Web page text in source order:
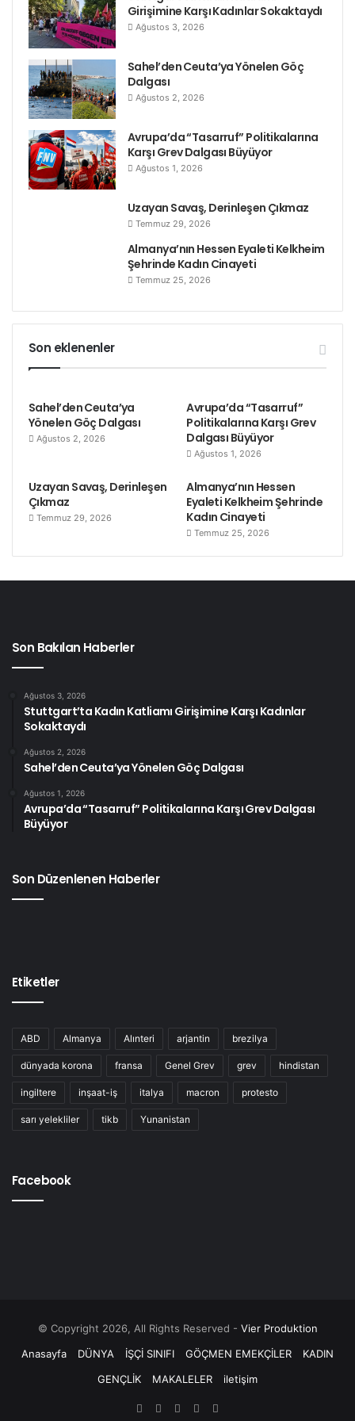
Girişimine Karşı Kadınlar Sokaktaydı
Ağustos 3, 2026
Sahel’den Ceuta’ya Yönelen Göç
Dalgası
Ağustos 2, 2026
Avrupa’da “Tasarruf” Politikalarına
Karşı Grev Dalgası Büyüyor
Ağustos 1, 2026
Uzayan Savaş, Derinleşen Çıkmaz
Temmuz 29, 2026
Almanya’nın Hessen Eyaleti Kelkheim
Şehrinde Kadın Cinayeti
Temmuz 25, 2026
Son eklenenler
Sahel’den Ceuta’ya
Yönelen Göç Dalgası
Ağustos 2, 2026
Avrupa’da “Tasarruf”
Politikalarına Karşı Grev
Dalgası Büyüyor
Ağustos 1, 2026
Uzayan Savaş, Derinleşen
Çıkmaz
Temmuz 29, 2026
Almanya’nın Hessen
Eyaleti Kelkheim Şehrinde
Kadın Cinayeti
Temmuz 25, 2026
Son Bakılan Haberler
Ağustos 3, 2026
Stuttgart’ta Kadın Katliamı Girişimine Karşı Kadınlar
Sokaktaydı
Ağustos 2, 2026
Sahel’den Ceuta’ya Yönelen Göç Dalgası
Ağustos 1, 2026
Avrupa’da “Tasarruf” Politikalarına Karşı Grev Dalgası
Büyüyor
Son Düzenlenen Haberler
Etiketler
ABD Almanya Alınteri arjantin brezilya
dünyada korona fransa Genel Grev grev hindistan
ingiltere inşaat-iş italya macron protesto
sarı yelekliler tikb Yunanistan
Facebook
© Copyright 2026, All Rights Reserved - Vier Produktion
Anasayfa
DÜNYA İŞÇİ SINIFI GÖÇMEN EMEKÇİLER
KADIN
GENÇLİK
MAKALELER iletişim